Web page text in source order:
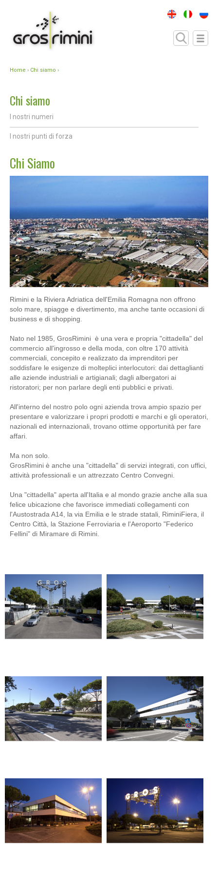
Home › Chi siamo ›
Chi siamo
I nostri numeri
I nostri punti di forza
Chi Siamo
Rimini e la Riviera Adriatica dell'Emilia Romagna non offrono
solo mare, spiagge e divertimento, ma anche tante occasioni di
business e di shopping.
Nato nel 1985, GrosRimini è una vera e propria "cittadella" del
commercio all'ingrosso e della moda, con oltre 170 attività
commerciali, concepito e realizzato da imprenditori per
soddisfare le esigenze di molteplici interlocutori: dai dettaglianti
alle aziende industriali e artigianali; dagli albergatori ai
ristoratori; per non parlare degli enti pubblici e privati.
All'interno del nostro polo ogni azienda trova ampio spazio per
presentare e valorizzare i propri prodotti e marchi e gli operatori,
nazionali ed internazionali, trovano ottime opportunità per fare
affari.
Ma non solo.
GrosRimini è anche una "cittadella" di servizi integrati, con uffici,
attività professionali e un attrezzato Centro Convegni.
Una "cittadella" aperta all'Italia e al mondo grazie anche alla sua
felice ubicazione che favorisce immediati collegamenti con
l'Austostrada A14, la via Emilia e le strade statali, RiminiFiera, il
Centro Città, la Stazione Ferroviaria e l'Aeroporto "Federico
Fellini" di Miramare di Rimini.